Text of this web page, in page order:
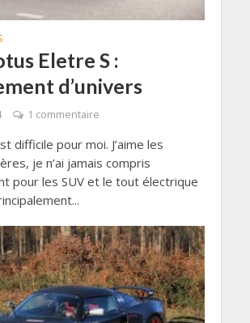
Eletre S :
d’univers
1 commentaire
difficile pour moi. J’aime les
je n’ai jamais compris
pour les SUV et le tout électrique